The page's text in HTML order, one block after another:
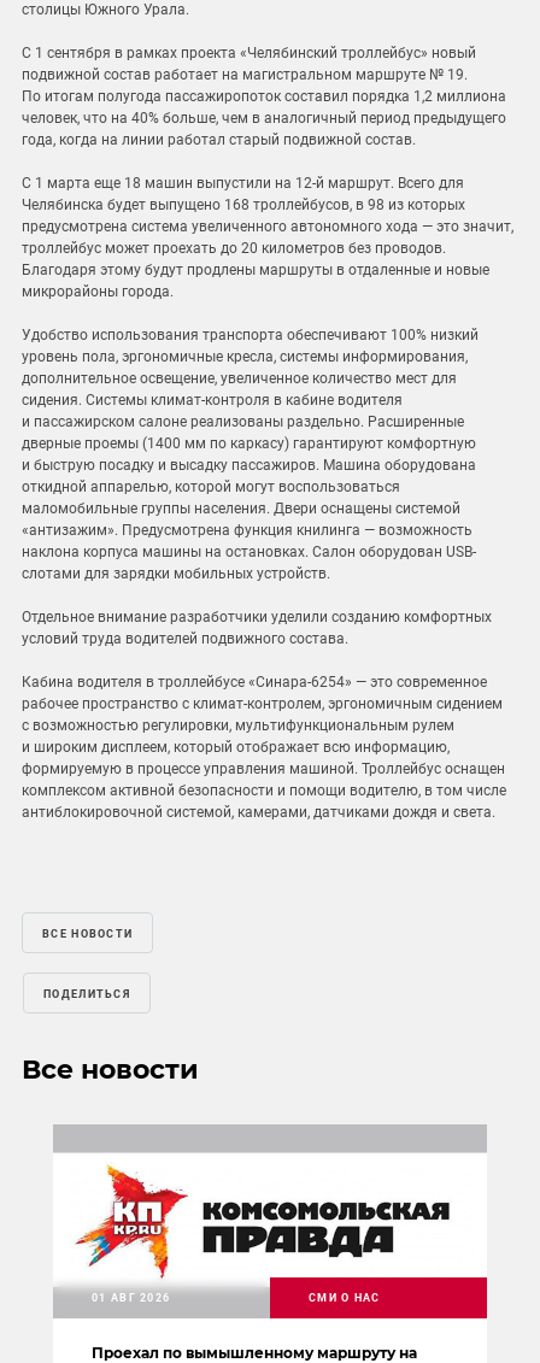
столицы Южного Урала.
С 1 сентября в рамках проекта «Челябинский троллейбус» новый
подвижной состав работает на магистральном маршруте № 19.
По итогам полугода пассажиропоток составил порядка 1,2 миллиона
человек, что на 40% больше, чем в аналогичный период предыдущего
года, когда на линии работал старый подвижной состав.
С 1 марта еще 18 машин выпустили на 12-й маршрут. Всего для
Челябинска будет выпущено 168 троллейбусов, в 98 из которых
предусмотрена система увеличенного автономного хода — это значит,
троллейбус может проехать до 20 километров без проводов.
Благодаря этому будут продлены маршруты в отдаленные и новые
микрорайоны города.
Удобство использования транспорта обеспечивают 100% низкий
уровень пола, эргономичные кресла, системы информирования,
дополнительное освещение, увеличенное количество мест для
сидения. Системы климат-контроля в кабине водителя
и пассажирском салоне реализованы раздельно. Расширенные
дверные проемы (1400 мм по каркасу) гарантируют комфортную
и быструю посадку и высадку пассажиров. Машина оборудована
откидной аппарелью, которой могут воспользоваться
маломобильные группы населения. Двери оснащены системой
«антизажим». Предусмотрена функция книлинга — возможность
наклона корпуса машины на остановках. Салон оборудован USB-
слотами для зарядки мобильных устройств.
Отдельное внимание разработчики уделили созданию комфортных
условий труда водителей подвижного состава.
Кабина водителя в троллейбусе «Синара‑6254» — это современное
рабочее пространство с климат-контролем, эргономичным сидением
с возможностью регулировки, мультифункциональным рулем
и широким дисплеем, который отображает всю информацию,
формируемую в процессе управления машиной. Троллейбус оснащен
комплексом активной безопасности и помощи водителю, в том числе
антиблокировочной системой, камерами, датчиками дождя и света.
ВСЕ НОВОСТИ
ПОДЕЛИТЬСЯ
Все новости
Проехал по вымышленному маршруту на
01 АВГ 2026 СМИ О НАС